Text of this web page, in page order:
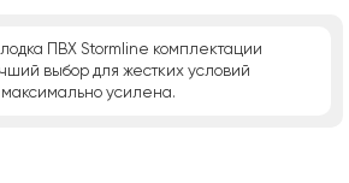
ПВХ Stormline комплектации
выбор для жестких условий
усилена.